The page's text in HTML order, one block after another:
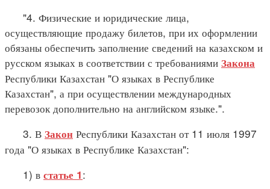
"4. Физические и юридические лица,
осуществляющие продажу билетов, при их оформлении
обязаны обеспечить заполнение сведений на казахском и
русском языках в соответствии с требованиями Закона
Республики Казахстан "О языках в Республике
Казахстан", а при осуществлении международных
перевозок дополнительно на английском языке.".
3. В Закон Республики Казахстан от 11 июля 1997
года "О языках в Республике Казахстан":
1) в статье 1: